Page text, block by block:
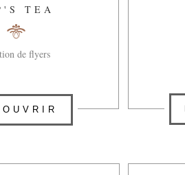
TEA
de flyers